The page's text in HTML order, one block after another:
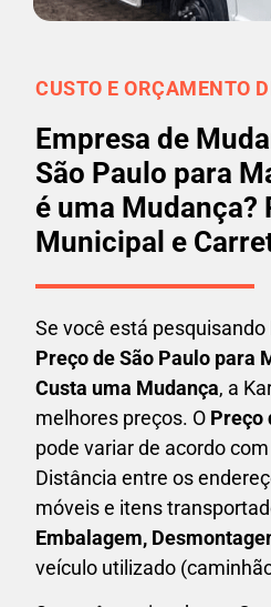
CUSTO E ORÇAMENTO
Empresa de
São Paulo para
é uma Mudança?
Municipal e
Se você está pesquisando
Preço de São Paulo para
Custa uma Mudança, a
melhores preços. O Preço
pode variar de acordo
Distância entre os
móveis e itens
Embalagem,
veículo utilizado